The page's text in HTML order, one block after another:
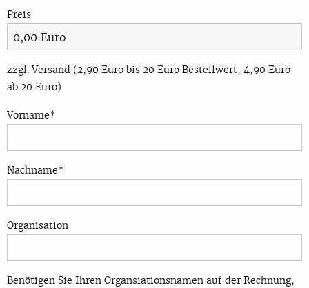
Preis
zzgl. Versand (2,90 Euro bis 20 Euro Bestellwert, 4,90 Euro
ab 20 Euro)
Vorname*
Nachname*
Organisation
Benötigen Sie Ihren Organsiationsnamen auf der Rechnung,